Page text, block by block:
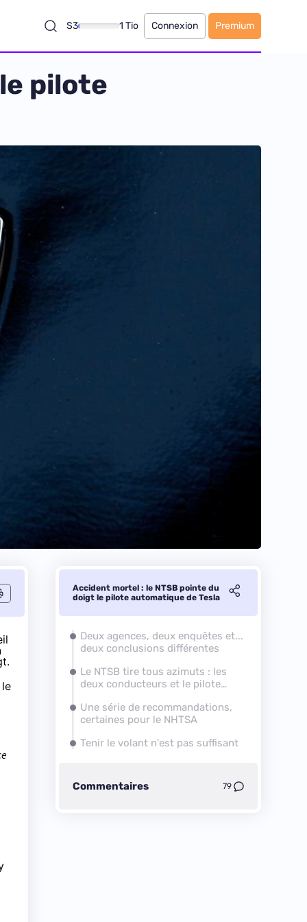
S3 1 Tio Connexion Premium
pilote
Accident mortel : le NTSB pointe du
doigt le pilote automatique de Tesla
Deux agences, deux enquêtes et...
deux conclusions différentes
Le NTSB tire tous azimuts : les
deux conducteurs et le pilote
Une série de recommandations,
certaines pour le NHTSA
Tenir le volant n'est pas suffisant
Commentaires 79